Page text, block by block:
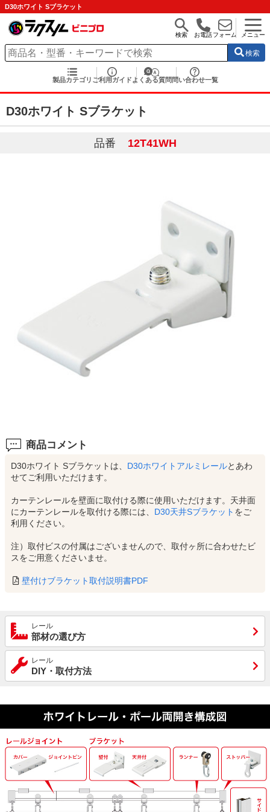
D30ホワイト Sブラケット
検索 お電話フォーム メニュー
検索
製品カテゴリ ご利用ガイド よくある質問 問い合わせ一覧
D30ホワイト Sブラケット
品番 12T41WH
商品コメント
D30ホワイト Sブラケットは、 D30ホワイトアルミレールとあわ
せてご利用いただけます。
カーテンレールを壁面に取付ける際に使用いただけます。天井面
にカーテンレールを取付ける際には、 D30天井Sブラケット をご
利用ください。
注）取付ビスの付属はございませんので、取付ヶ所に合わせたビ
スをご用意くださいませ。
壁付けブラケット取付説明書PDF
レール
部材の選び方
レール
DIY・取付方法